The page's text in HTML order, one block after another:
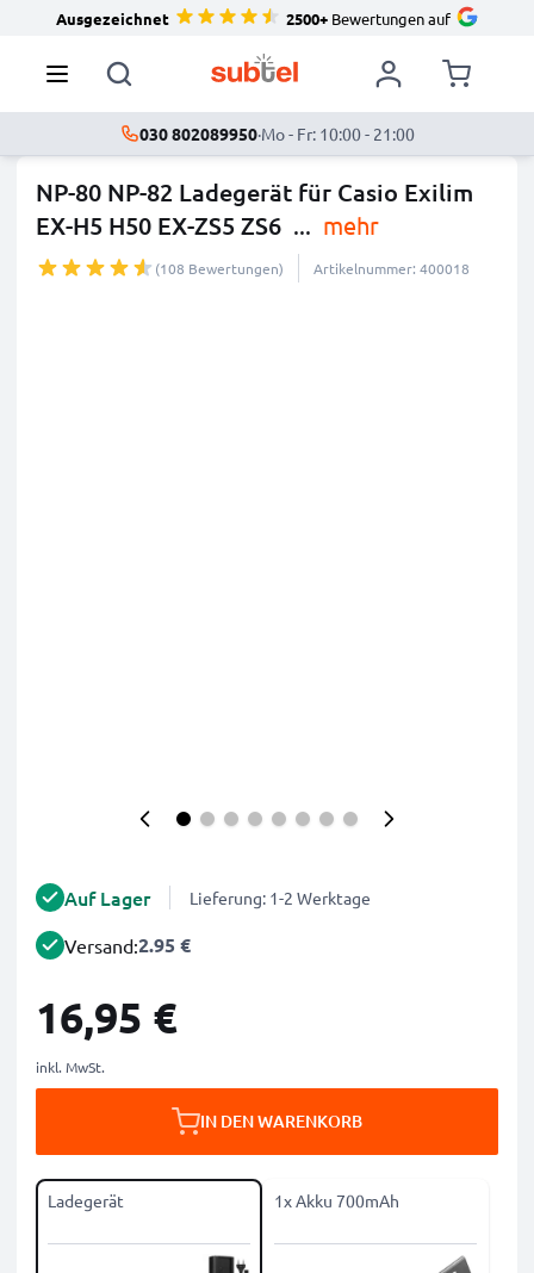
Ausgezeichnet 2500+Bewertungen auf
030 802089950·Mo - Fr: 10:00 - 21:00
NP-80 NP-82 Ladegerät für Casio Exilim
EX-H5 H50 EX-ZS5 ZS6 ... mehr
(108 Bewertungen) Artikelnummer: 400018
Auf Lager Lieferung: 1-2 Werktage
Versand:2.95 €
16,95 €
inkl. MwSt.
IN DEN WARENKORB
Ladegerät 1x Akku 700mAh